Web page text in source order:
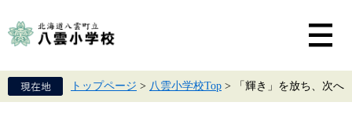
ジ
頭
で
す。
ュ
飛
ば
し
トップページ > 八雲小学校Top > 「輝き」を放ち、次へ